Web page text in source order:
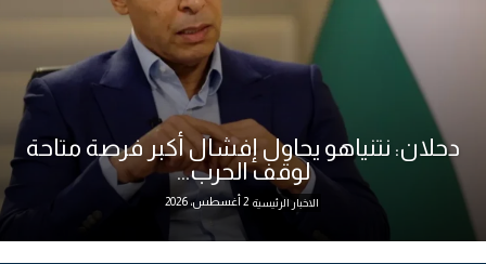
دحلان: نتنياهو يحاول إفشال أكبر فرصة متاحة
لوقف الحرب...
الاخبار الرئيسية 2 أغسطس، 2026